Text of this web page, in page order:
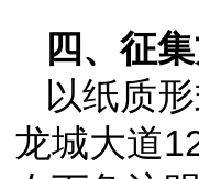
四、征
以纸质
龙城大道